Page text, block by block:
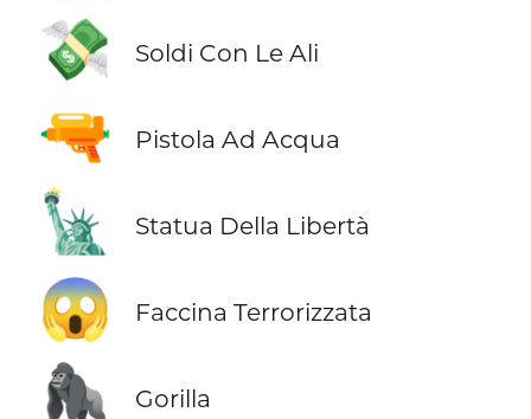
💸 Soldi Con Le Ali
🔫 Pistola Ad Acqua
🗽 Statua Della Libertà
😱 Faccina Terrorizzata
🦍 Gorilla